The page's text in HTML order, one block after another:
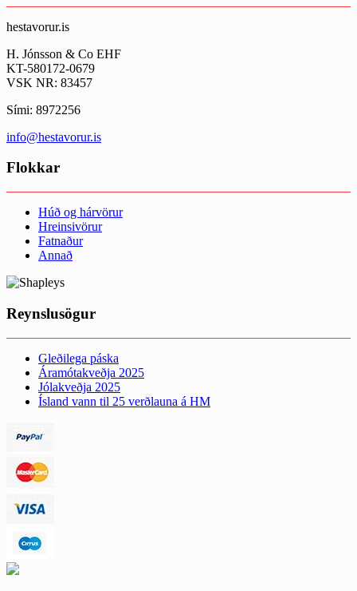
hestavorur.is
H. Jónsson & Co EHF
KT-580172-0679
VSK NR: 83457
Sími: 8972256
info@hestavorur.is
Flokkar
Húð og hárvörur
Hreinsivörur
Fatnaður
Annað
Reynslusögur
Gleðilega páska
Áramótakveðja 2025
Jólakveðja 2025
Ísland vann til 25 verðlauna á HM